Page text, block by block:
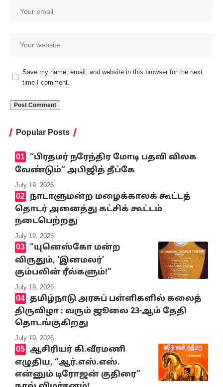
Save my name, email, and website in this browser for the next
time I comment.
Popular Posts
‘‘பிரதமர் நரேந்திர மோடி பதவி விலக
வேண்டும்” அபிஜித் தீப்கே
July 19, 2026
நாடாளுமன்ற மழைக்காலக் கூட்டத்
தொடர் அனைத்து கட்சிக் கூட்டம்
நடைபெற்றது
July 19, 2026
“யுனெஸ்கோ மன்ற
விருதும், ‘இனமலர்’
கும்பலின் ரீல்களும்!”
July 19, 2026
தமிழ்நாடு அரசுப் பள்ளிகளில் கலைத்
திருவிழா : வரும் ஜூலை 23-ஆம் தேதி
தொடங்குகிறது
July 19, 2026
ஆசிரியர் கி.வீரமணி
எழுதிய, “ஆர்.எஸ்.எஸ்.
என்னும் டிரோஜன் குதிரை”